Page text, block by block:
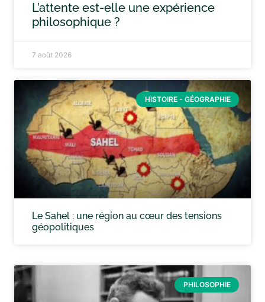
L’attente est-elle une expérience
philosophique ?
7 août 2026
HISTOIRE - GÉOGRAPHIE
Le Sahel : une région au cœur des tensions
géopolitiques
PHILOSOPHIE